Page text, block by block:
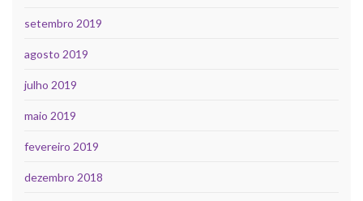
setembro 2019
agosto 2019
julho 2019
maio 2019
fevereiro 2019
dezembro 2018